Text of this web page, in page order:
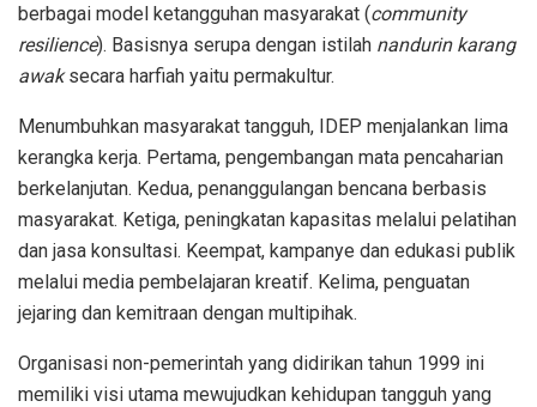
berbagai model ketangguhan masyarakat (community
resilience). Basisnya serupa dengan istilah nandurin karang
awaksecara harfiah yaitu permakultur.
Menumbuhkan masyarakat tangguh, IDEP menjalankan lima
kerangka kerja. Pertama, pengembangan mata pencaharian
berkelanjutan. Kedua, penanggulangan bencana berbasis
masyarakat. Ketiga, peningkatan kapasitas melalui pelatihan
dan jasa konsultasi. Keempat, kampanye dan edukasi publik
melalui media pembelajaran kreatif. Kelima, penguatan
jejaring dan kemitraan dengan multipihak.
Organisasi non-pemerintah yang didirikan tahun 1999 ini
memiliki visi utama mewujudkan kehidupan tangguh yang